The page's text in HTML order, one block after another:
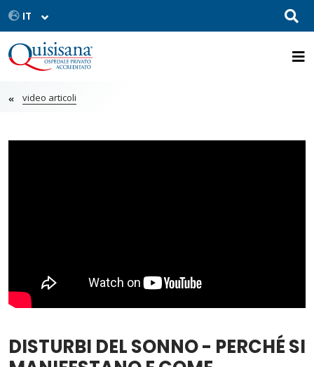
video articoli
DISTURBI DEL SONNO - PERCHÉ SI